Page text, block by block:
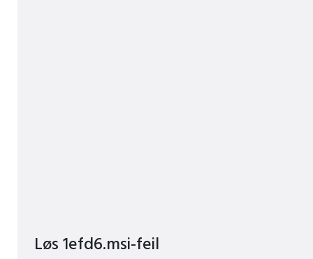
Løs 1efd6.msi-feil